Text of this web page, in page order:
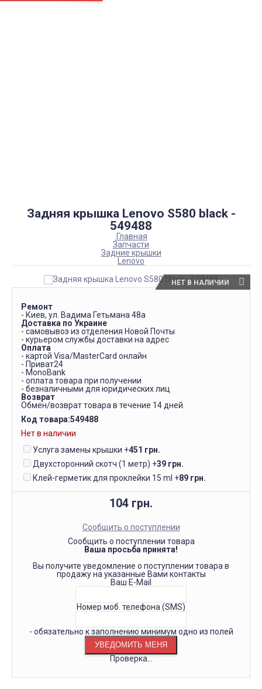
Задняя крышка Lenovo S580 black -
549488
Главная
Запчасти
Задние крышки
Lenovo
НЕТ В НАЛИЧИИ
Ремонт
- Киев, ул. Вадима Гетьмана 48а
Доставка по Украине
- самовывоз из отделения Новой Почты
- курьером службы доставки на адрес
Оплата
- картой Visa/MasterCard онлайн
- Приват24
- MonoBank
- оплата товара при получении
- безналичными для юридических лиц
Возврат
Обмен/возврат товара в течение 14 дней.
Код товара:549488
Нет в наличии
Услуга замены крышки +451 грн.
Двухсторонний скотч (1 метр) +39 грн.
Клей-герметик для проклейки 15 ml +89 грн.
104 грн.
Сообщить о поступлении
Сообщить о поступлении товара
Ваша просьба принята!
Вы получите уведомление о поступлении товара в
продажу на указанные Вами контакты
Ваш E-Mail
Номер моб. телефона (SMS)
- обязательно к заполнению минимум одно из полей
Проверка...